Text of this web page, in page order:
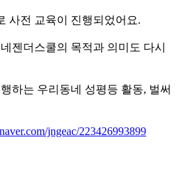
사전 교육이 진행되었어요.
젠더스쿨의 목적과 의미도 다시
하는 우리동네 성평등 활동, 벌써
jngeac/223426993899